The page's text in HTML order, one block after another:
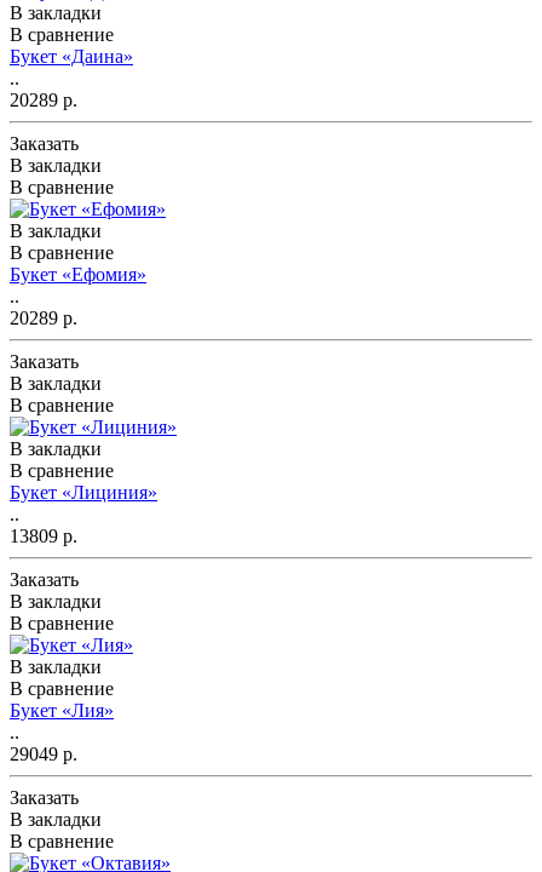
В закладки
В сравнение
Букет «Даина»
..
20289 р.
Заказать
В закладки
В сравнение
В закладки
В сравнение
Букет «Ефомия»
..
20289 р.
Заказать
В закладки
В сравнение
В закладки
В сравнение
Букет «Лициния»
..
13809 р.
Заказать
В закладки
В сравнение
В закладки
В сравнение
Букет «Лия»
..
29049 р.
Заказать
В закладки
В сравнение